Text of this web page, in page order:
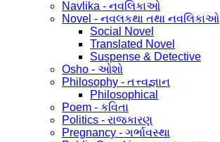
Navlika - નવલિકાઓ
Novel - નવલકથા તથા નવલિકાઓ
Social Novel
Translated Novel
Suspense & Detective
Osho - ઓશો
Philosophy - તત્ત્વજ્ઞાન
Philosophical
Poem - કવિતા
Politics - રાજકારણ
Pregnancy - ગર્ભાવસ્થા